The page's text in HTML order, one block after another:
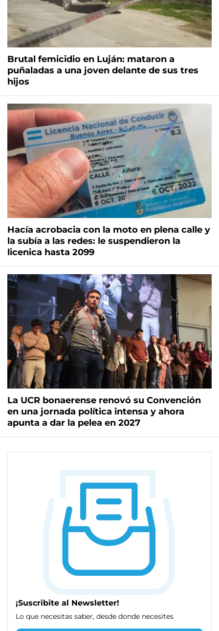
Brutal femicidio en Luján: mataron a
puñaladas a una joven delante de sus tres
hijos
Hacía acrobacia con la moto en plena calle y
la subía a las redes: le suspendieron la
licenica hasta 2099
La UCR bonaerense renovó su Convención
en una jornada política intensa y ahora
apunta a dar la pelea en 2027
¡Suscribite al Newsletter!
Lo que necesitas saber, desde donde necesites